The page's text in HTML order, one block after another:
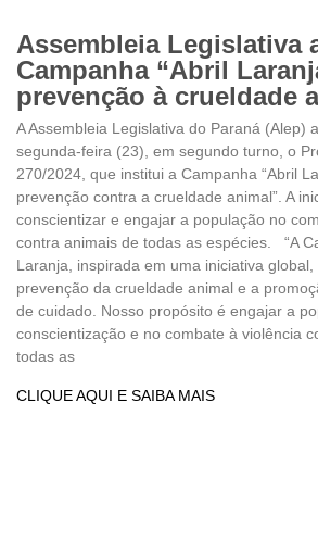
Assembleia Legislativa
Campanha “Abril
prevenção à crueldade
A Assembleia Legislativa do Paraná (Alep)
segunda-feira (23), em segundo turno, o
270/2024, que institui a Campanha “Abril
prevenção contra a crueldade animal”. A
conscientizar e engajar a população no
contra animais de todas as espécies. “A
Laranja, inspirada em uma iniciativa
prevenção da crueldade animal e a
de cuidado. Nosso propósito é engajar a
conscientização e no combate à violência
todas as
CLIQUE AQUI E SAIBA MAIS